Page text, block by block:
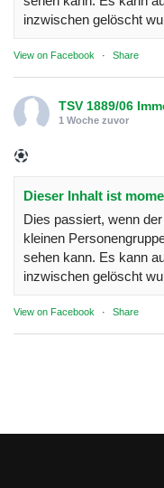
inzwischen gelöscht
View on Facebook · Share
TSV 1889/06
1 Woche zuvor
Dieser Inhalt ist
Dies passiert, wenn
kleinen
sehen kann. Es kann
inzwischen gelöscht
View on Facebook · Share